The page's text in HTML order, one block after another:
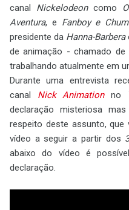
canal Nickelodeoncomo
Aventura, e Fanboy e
presidente da Hanna-Barbera
de animação - chamado de
trabalhando atualmente em
Durante uma entrevista
canal Nick Animationno
declaração misteriosa
respeito deste assunto,
vídeo a seguir a partir dos
abaixo do vídeo é
declaração.